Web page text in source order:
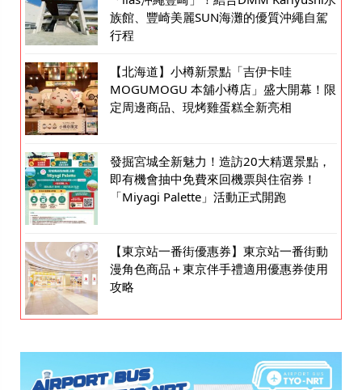
族館、豐崎美麗SUN海灘的優質沖繩自駕
行程
【北海道】小樽新景點「吉伊卡哇
MOGUMOGU 本舖小樽店」盛大開幕！限
定周邊商品、現烤雞蛋糕全新亮相
發掘宮城全新魅力！造訪20大精選景點，
即有機會抽中免費來回機票與住宿券！
「Miyagi Palette」活動正式開跑
【東京站一番街優惠券】東京站一番街動
漫角色商品＋東京伴手禮適用優惠券使用
攻略